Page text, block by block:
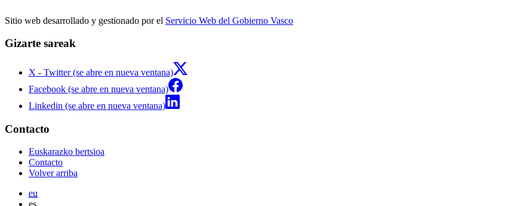
Sitio web desarrollado y gestionado por el Servicio Web del Gobierno Vasco
Gizarte sareak
X - Twitter (se abre en nueva ventana)
Facebook (se abre en nueva ventana)
Linkedin (se abre en nueva ventana)
Contacto
Euskarazko bertsioa
Contacto
Volver arriba
eu